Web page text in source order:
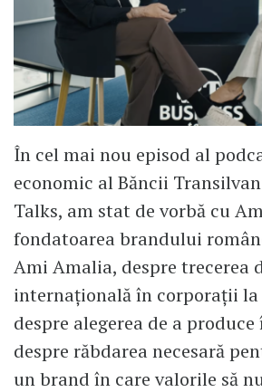
În cel mai nou episod al
economic al Băncii
Talks, am stat de vorbă cu
fondatoarea brandului
Ami Amalia, despre trecerea
internațională în corporații
despre alegerea de a
despre răbdarea necesară
un brand în care valorile să